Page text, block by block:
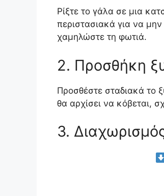
Ρίξτε το γάλα σε μια
περιστασιακά για να
χαμηλώστε τη φωτιά.
2. Προσθήκη
Προσθέστε σταδιακά το
θα αρχίσει να κόβεται,
3.